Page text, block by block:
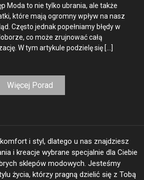
Moda to nie tylko ubrania, ale także
które mają ogromny wpływ na nasz
Często jednak popełniamy błędy w
co może zrujnować całą
W tym artykule podzielę się […]
Więcej Porad
i styl, dlatego u nas znajdziesz
i kreacje wybrane specjalnie dla Ciebie
sklepów modowych. Jesteśmy
życia, którzy pragną dzielić się z Tobą